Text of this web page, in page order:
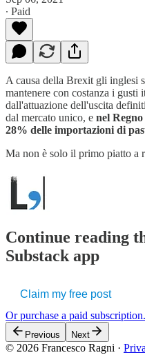
∙ Paid
A causa della Brexit gli inglesi
mantenere con costanza i
dall'attuazione dell'uscita
dal mercato unico, e nel
28% delle importazioni di
Ma non è solo il primo piatto a
Continue reading
Substack app
Claim my free post
Or purchase a paid subscription.
Previous Next
© 2026 Francesco Ragni ·